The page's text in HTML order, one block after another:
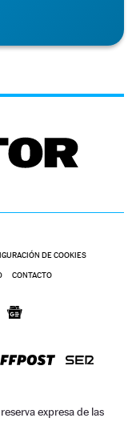
DE COOKIES
CONTACTO
expresa de las